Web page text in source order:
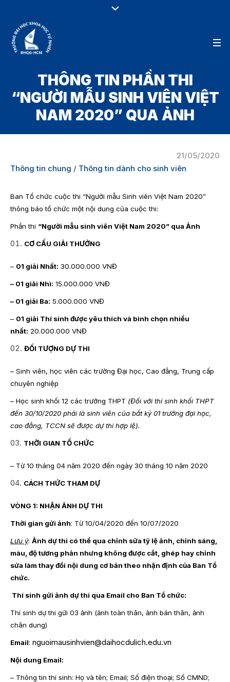
THÔNG TIN PHẦN THI
“NGƯỜI MẪU SINH VIÊN VIỆT
NAM 2020” QUA ẢNH
21/05/2020
Thông tin chung / Thông tin dành cho sinh viên
Ban Tổ chức cuộc thi “Người mẫu Sinh viên Việt Nam 2020”
thông báo tổ chức một nội dung của cuộc thi:
Phần thi “Người mẫu sinh viên Việt Nam 2020” qua Ảnh
CƠ CẤU GIẢI THƯỞNG
– 01 giải Nhất: 30.000.000 VNĐ
– 01 giải Nhì: 15.000.000 VNĐ
– 01 giải Ba: 5.000.000 VNĐ
– 01 giải Thí sinh được yêu thích và bình chọn nhiều
nhất: 20.000.000 VNĐ
ĐỐI TƯỢNG DỰ THI
– Sinh viên, học viên các trường Đại học, Cao đẳng, Trung cấp
chuyên nghiệp
– Học sinh khối 12 các trường THPT (Đối với thí sinh khối THPT
đến 30/10/2020 phải là sinh viên của bất kỳ 01 trường đại học,
cao đẳng, TCCN sẽ được dự thi hợp lệ).
THỜI GIAN TỔ CHỨC
– Từ 10 tháng 04 năm 2020 đến ngày 30 tháng 10 năm 2020
CÁCH THỨC THAM DỰ
VÒNG 1: NHẬN ẢNH DỰ THI
Thời gian gửi ảnh: Từ 10/04/2020 đến 10/07/2020
Lưu ý: Ảnh dự thi có thể qua chỉnh sửa tỷ lệ ảnh, chỉnh sáng,
màu, độ tương phản nhưng không được cắt, ghép hay chỉnh
sửa làm thay đổi nội dung cơ bản theo nhận định của Ban Tổ
chức.
Thí sinh gửi ảnh dự thi qua Email cho Ban Tổ chức:
Thí sinh dự thi gửi 03 ảnh (ảnh toàn thân, ảnh bán thân, ảnh
chân dung)
Email: nguoimausinhvien@daihocdulich.edu.vn
Nội dung Email:
– Thông tin thí sinh: Họ và tên; Email; Số điện thoại; Số CMND;